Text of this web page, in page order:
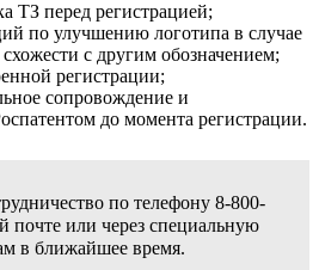
ТЗ перед регистрацией;
по улучшению логотипа в случае
с другим обозначением;
регистрации;
сопровождение и
до момента регистрации.
по телефону 8-800-
почте или через специальную
в ближайшее время.